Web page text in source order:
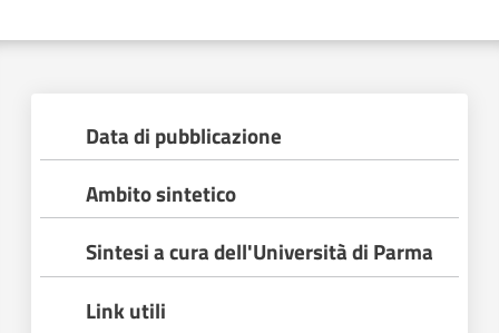
Regione
Romagna
Regione
Data di pubblicazione
Ambito sintetico
Sintesi a cura dell'Università di Parma
Link utili